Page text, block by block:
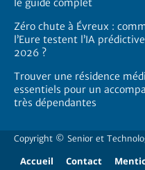
le guide complet
Zéro chute à Évreux :
l’Eure testent l’IA
2026 ?
Trouver une résidence
essentiels pour un
très dépendantes
Copyright © Senior et
Accueil Contact